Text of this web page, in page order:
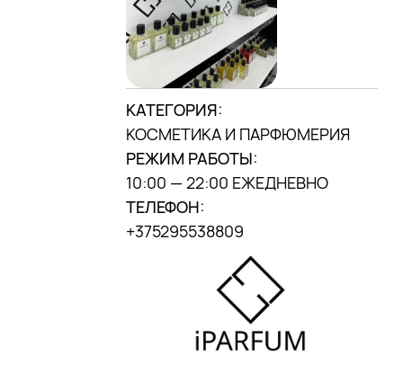
(«Дана центр»)
МЫ В INSTAGRAM
DANA MALL, 2025
КАТЕГОРИЯ:
КОСМЕТИКА И ПАРФЮМЕРИЯ
РЕЖИМ РАБОТЫ:
10:00 — 22:00 ЕЖЕДНЕВНО
ТЕЛЕФОН:
+375295538809